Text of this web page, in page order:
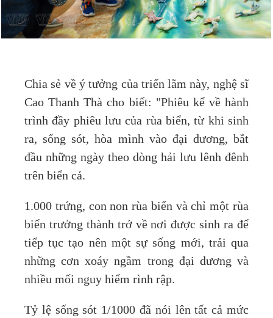
Chia sẻ về ý tưởng của triển lãm này, nghệ sĩ
Cao Thanh Thà cho biết: "Phiêu kể về hành
trình đầy phiêu lưu của rùa biển, từ khi sinh
ra, sống sót, hòa mình vào đại dương, bắt
đầu những ngày theo dòng hải lưu lênh đênh
trên biển cả.
1.000 trứng, con non rùa biển và chỉ một rùa
biển trưởng thành trở về nơi được sinh ra để
tiếp tục tạo nên một sự sống mới, trải qua
những cơn xoáy ngầm trong đại dương và
nhiều mối nguy hiểm rình rập.
Tỷ lệ sống sót 1/1000 đã nói lên tất cả mức